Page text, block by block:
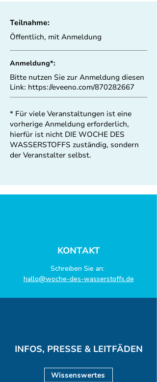
Teilnahme:
Öffentlich, mit Anmeldung
Anmeldung*:
Bitte nutzen Sie zur Anmeldung diesen
Link: https://eveeno.com/870282667
* Für viele Veranstaltungen ist eine
vorherige Anmeldung erforderlich,
hierfür ist nicht DIE WOCHE DES
WASSERSTOFFS zuständig, sondern
der Veranstalter selbst.
KONTAKT
Schreiben Sie an:
hallo@woche-des-wasserstoffs.de
INFOS, PRESSE & LEITFÄDEN
Wissenswertes